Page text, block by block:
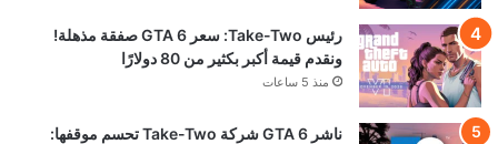
رئيس Take-Two: سعر GTA 6 صفقة مذهلة!
ونقدم قيمة أكبر بكثير من 80 دولارًا
منذ 5 ساعات
ناشر GTA 6 شركة Take-Two تحسم موقفها: